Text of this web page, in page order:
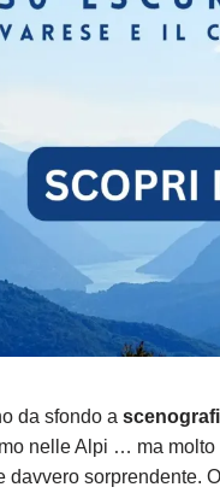
da sfondo a
nelle Alpi … ma
davvero sorprendente.